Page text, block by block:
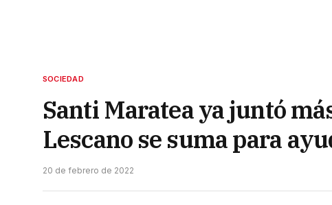
SOCIEDAD
Santi Maratea ya juntó
Lescano se suma para
20 de febrero de 2022